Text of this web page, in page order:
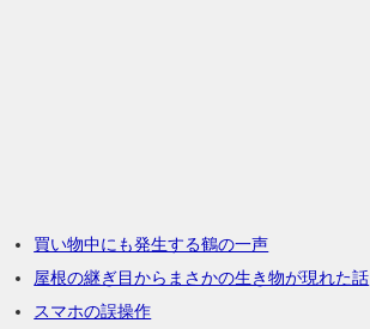
買い物中にも発生する鶴の一声
屋根の継ぎ目からまさかの生き物が現れた話
スマホの誤操作